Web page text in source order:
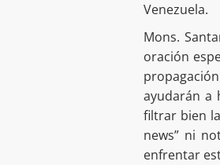
Venezuela.
Mons.
oración
ayudarán a
filtrar bien
news” ni
enfrentar